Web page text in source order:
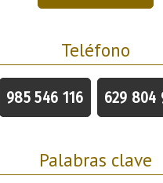
Teléfono
985 546 116 629 804
Palabras clave